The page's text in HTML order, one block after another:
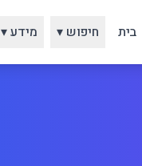
בית חיפוש ▾ מידע ▾